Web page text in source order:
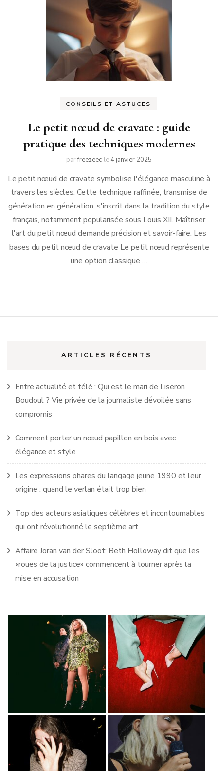
CONSEILS ET ASTUCES
Le petit nœud de cravate : guide
pratique des techniques modernes
parfreezeec le 4 janvier 2025
Le petit nœud de cravate symbolise l'élégance masculine à
travers les siècles. Cette technique raffinée, transmise de
génération en génération, s'inscrit dans la tradition du style
français, notamment popularisée sous Louis XII. Maîtriser
l'art du petit nœud demande précision et savoir-faire. Les
bases du petit nœud de cravate Le petit nœud représente
une option classique …
ARTICLES RÉCENTS
Entre actualité et télé : Qui est le mari de Liseron
Boudoul ? Vie privée de la journaliste dévoilée sans
compromis
Comment porter un nœud papillon en bois avec
élégance et style
Les expressions phares du langage jeune 1990 et leur
origine : quand le verlan était trop bien
Top des acteurs asiatiques célèbres et incontournables
qui ont révolutionné le septième art
Affaire Joran van der Sloot: Beth Holloway dit que les
«roues de la justice» commencent à tourner après la
mise en accusation